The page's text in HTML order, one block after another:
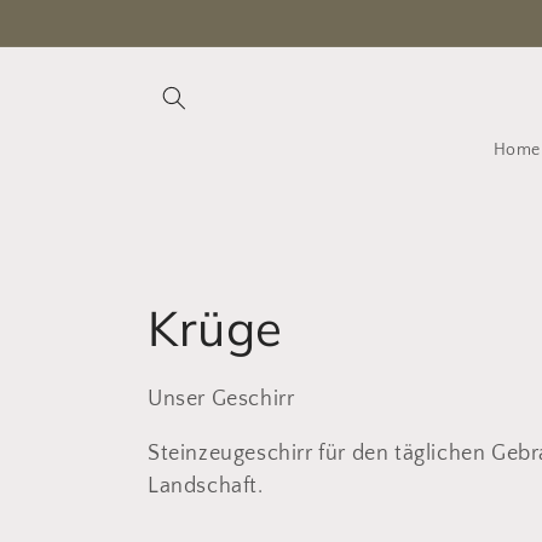
Inhalt
Home
K
a
t
Krüge
Unser Geschirr
Steinzeugeschirr für den täglichen
Landschaft.